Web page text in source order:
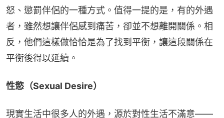
怒、懲罰伴侶的一種方式。值得一提的是，有的外遇
者，雖然想讓伴侶感到痛苦，卻並不想離開關係。相
反，他們這樣做恰恰是為了找到平衡，讓這段關係在
平衡後得以延續。
性慾（Sexual Desire）
現實生活中很多人的外遇，源於對性生活不滿意——